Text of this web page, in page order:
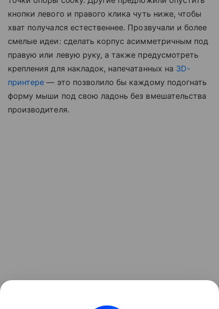
кнопки левого и правого клика чуть ниже, чтобы
хват получался естественнее. Прозвучали и более
смелые идеи: сделать корпус асимметричным под
правую или левую руку, а также предусмотреть
крепления для накладок, напечатанных на 3D-
принтере — это позволило бы каждому подогнать
форму мыши под свою ладонь без вмешательства
производителя.